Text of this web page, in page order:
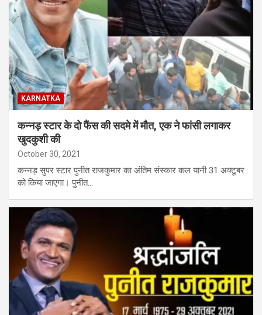
KARNATKA
कन्नड़ स्टार के दो फैंस की सदमे में मौत, एक ने फांसी लगाकर
खुदकुशी की
October 30, 2021
कन्नड़ सुपर स्टार पुनीत राजकुमार का अंतिम संस्कार कल यानी 31 अक्टूबर
को किया जाएगा। पुनीत…